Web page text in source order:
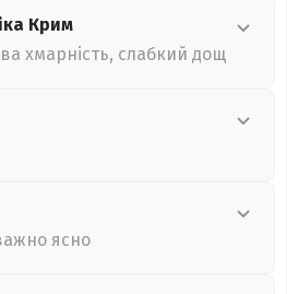
Крим
хмарність, слабкий дощ
ясно